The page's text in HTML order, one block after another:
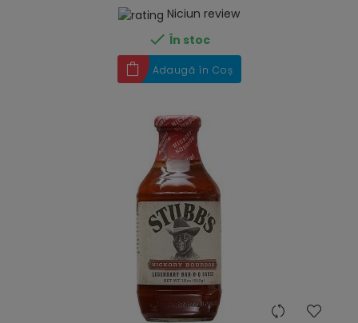
Niciun review
 În stoc
Adaugă în Coș